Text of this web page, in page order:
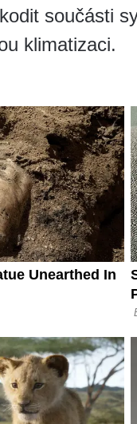
součásti
klimatizaci.